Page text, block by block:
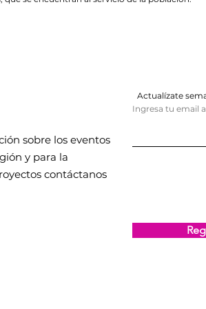
sobre los eventos
y para la
contáctanos
Actualízate
Ingresa tu email